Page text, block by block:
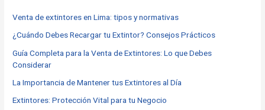
p
o
r
:
Venta de extintores en Lima: tipos y normativas
¿Cuándo Debes Recargar tu Extintor? Consejos Prácticos
Guía Completa para la Venta de Extintores: Lo que Debes
Considerar
La Importancia de Mantener tus Extintores al Día
Extintores: Protección Vital para tu Negocio